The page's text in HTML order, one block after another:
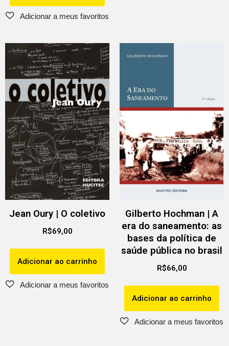
Jean Oury | O coletivo
R$69,00
Adicionar ao carrinho
Gilberto Hochman | A
era do saneamento: as
bases da política de
saúde pública no brasil
R$66,00
Adicionar ao carrinho